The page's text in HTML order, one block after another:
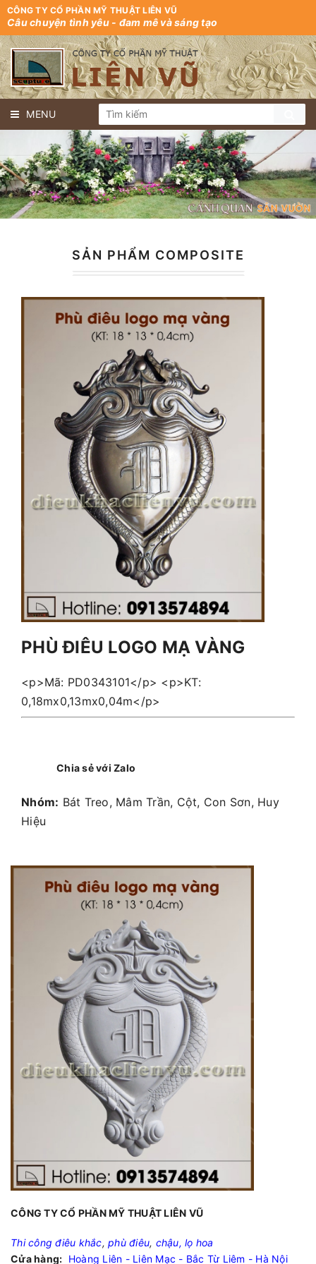
CÔNG TY CỔ PHẦN MỸ THUẬT LIÊN VŨ
Câu chuyện tình yêu - đam mê và sáng tạo
MENU
SẢN PHẨM COMPOSITE
PHÙ ĐIÊU LOGO MẠ VÀNG
<p>Mã: PD0343101</p> <p>KT:
0,18mx0,13mx0,04m</p>
Chia sẻ với Zalo
Nhóm: Bát Treo, Mâm Trần, Cột, Con Sơn, Huy
Hiệu
CÔNG TY CỔ PHẦN MỸ THUẬT LIÊN VŨ
Thi công điêu khắc, phù điêu, chậu, lọ hoa
Cửa hàng: Hoàng Liên - Liên Mạc - Bắc Từ Liêm - Hà Nội